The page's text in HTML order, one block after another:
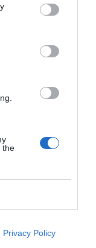
the
Privacy Policy
en la
un
250